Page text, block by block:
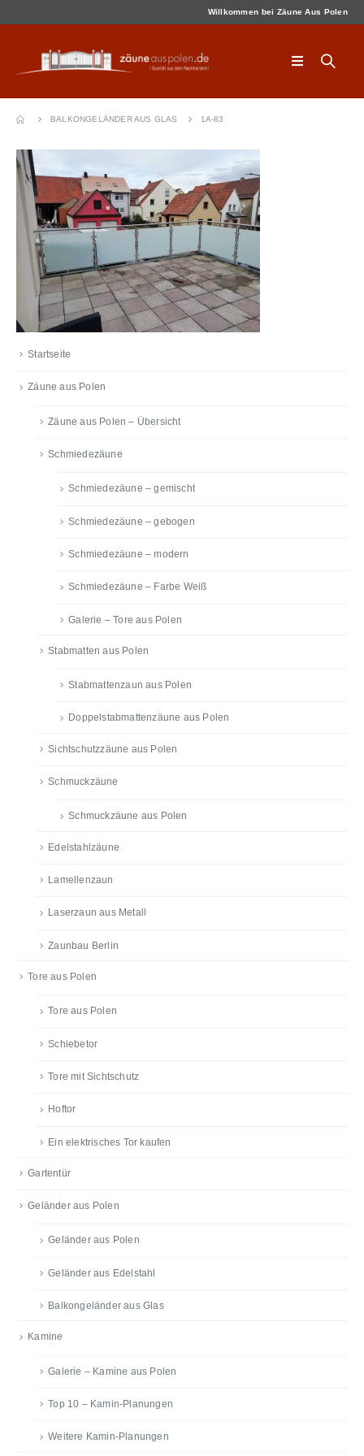
Willkommen bei Zäune Aus Polen
BALKONGELÄNDER AUS GLAS 1A-83
Startseite
Zäune aus Polen
Zäune aus Polen – Übersicht
Schmiedezäune
Schmiedezäune – gemischt
Schmiedezäune – gebogen
Schmiedezäune – modern
Schmiedezäune – Farbe Weiß
Galerie – Tore aus Polen
Stabmatten aus Polen
Stabmattenzaun aus Polen
Doppelstabmattenzäune aus Polen
Sichtschutzzäune aus Polen
Schmuckzäune
Schmuckzäune aus Polen
Edelstahlzäune
Lamellenzaun
Laserzaun aus Metall
Zaunbau Berlin
Tore aus Polen
Tore aus Polen
Schiebetor
Tore mit Sichtschutz
Hoftor
Ein elektrisches Tor kaufen
Gartentür
Geländer aus Polen
Geländer aus Polen
Geländer aus Edelstahl
Balkongeländer aus Glas
Kamine
Galerie – Kamine aus Polen
Top 10 – Kamin-Planungen
Weitere Kamin-Planungen